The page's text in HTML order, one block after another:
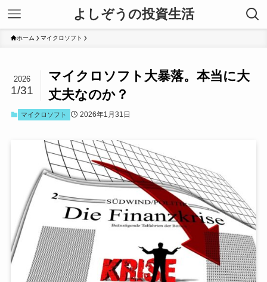
よしぞうの投資生活
ホーム マイクロソフト
マイクロソフト大暴落。本当に大
丈夫なのか？
2026
1/31
マイクロソフト 2026年1月31日